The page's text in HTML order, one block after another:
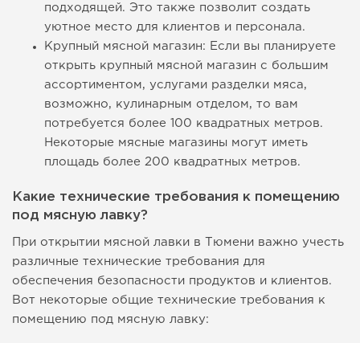
подходящей. Это также позволит создать
уютное место для клиентов и персонала.
Крупный мясной магазин: Если вы планируете
открыть крупный мясной магазин с большим
ассортиментом, услугами разделки мяса,
возможно, кулинарным отделом, то вам
потребуется более 100 квадратных метров.
Некоторые мясные магазины могут иметь
площадь более 200 квадратных метров.
Какие технические требования к помещению
под мясную лавку?
При открытии мясной лавки в Тюмени важно учесть
различные технические требования для
обеспечения безопасности продуктов и клиентов.
Вот некоторые общие технические требования к
помещению под мясную лавку: